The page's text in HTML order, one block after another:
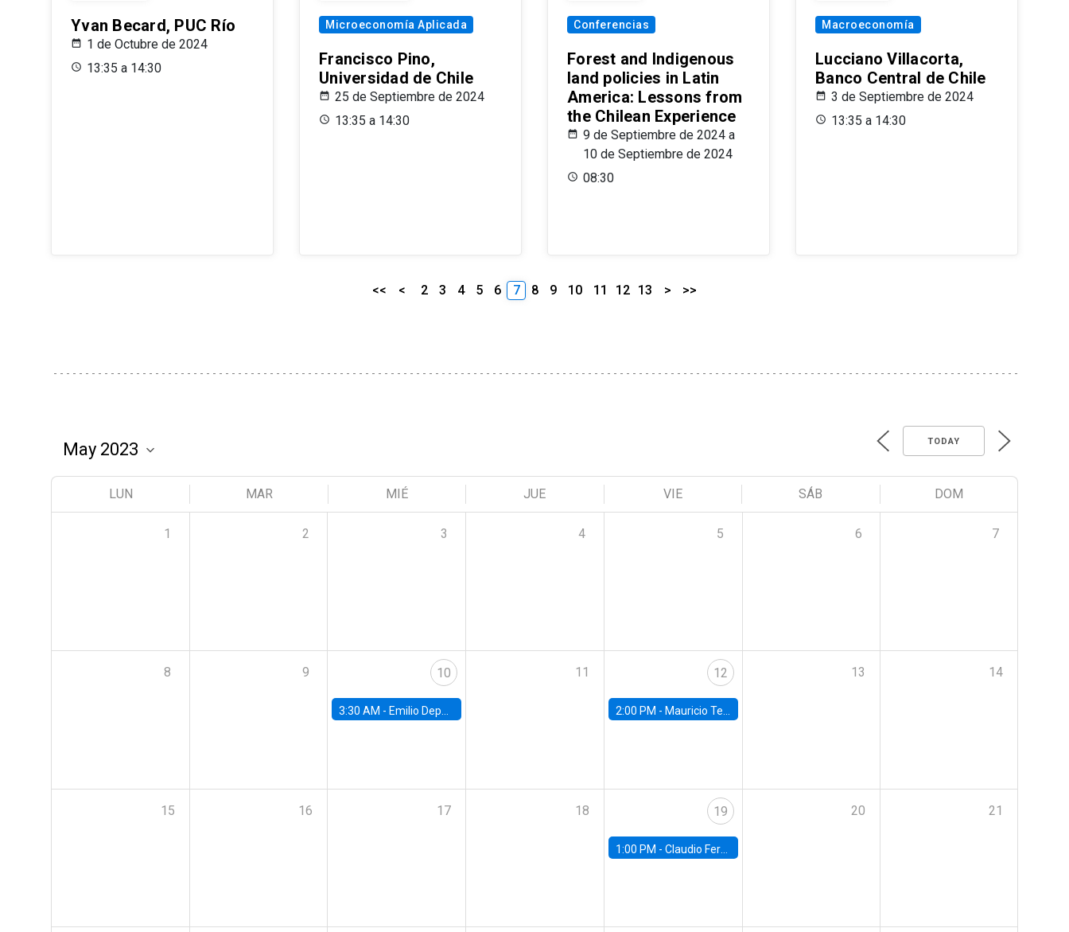
Yvan Becard, PUC Río
1 de Octubre de 2024
13:35 a 14:30
Microeconomía Aplicada
Francisco Pino,
Universidad de Chile
25 de Septiembre de 2024
13:35 a 14:30
Conferencias
Forest and Indigenous
land policies in Latin
America: Lessons from
the Chilean Experience
9 de Septiembre de 2024 a
10 de Septiembre de 2024
08:30
Macroeconomía
Lucciano Villacorta,
Banco Central de Chile
3 de Septiembre de 2024
13:35 a 14:30
<< < 2 3 4 5 6 7 8 9 10 11 12 13 > >>
TODAY
LUN MAR MIÉ JUE VIE SÁB DOM
1 2 3 4 5 6 7
8 9 10
3:30 AM - Emilio Depetris-Chauvín, Universidad Católica
11 12
2:00 PM - Mauricio Tejada, UDP
13 14
15 16 17 18 19
1:00 PM - Claudio Ferraz, British Columbia
20 21